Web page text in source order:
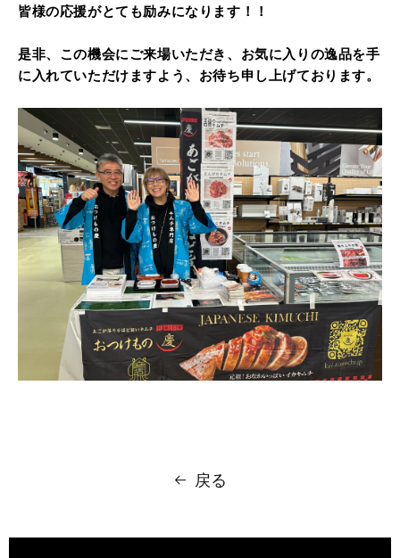
皆様の応援がとても励みになります！！
是非、この機会にご来場いただき、お気に入りの逸品を手
に入れていただけますよう、お待ち申し上げております。
戻る